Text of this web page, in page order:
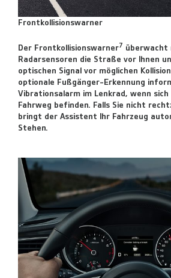
Frontkollisionswarner
Der Frontkollisionswarner7 überwacht
Radarsensoren die Straße vor Ihnen
optischen Signal vor möglichen
optionale Fußgänger-Erkennung
Vibrationsalarm im Lenkrad, wenn
Fahrweg befinden. Falls Sie nicht
bringt der Assistent Ihr Fahrzeug
Stehen.